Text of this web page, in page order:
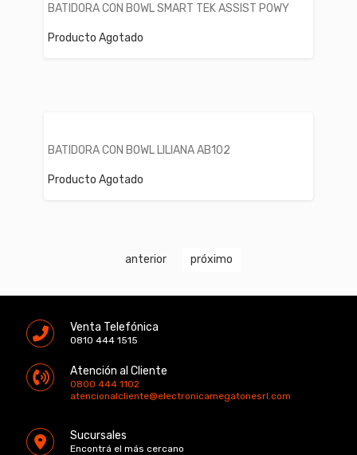
BATIDORA CON BOWL SMART TEK ASSIST POWY
Producto Agotado
BATIDORA CON BOWL LILIANA AB102
Producto Agotado
anterior próximo
Venta Telefónica
0810 444 1515
Atención al Cliente
0800 444 1102
atencionalcliente@electronicamegatonesrl.com
Sucursales
Encontrá el más cercano